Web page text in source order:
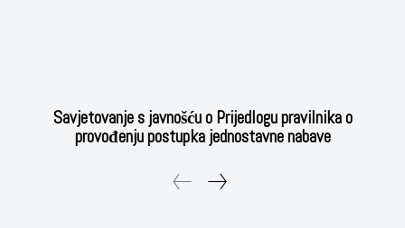
Savjetovanje s javnošću o Prijedlogu pravilnika o
provođenju postupka jednostavne nabave